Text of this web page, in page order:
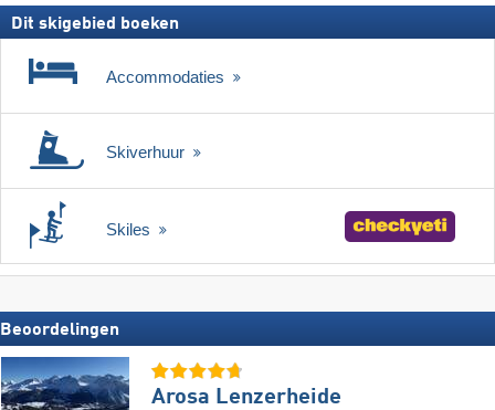
Dit skigebied boeken
Accommodaties
Skiverhuur
Skiles
Beoordelingen
Arosa Lenzerheide